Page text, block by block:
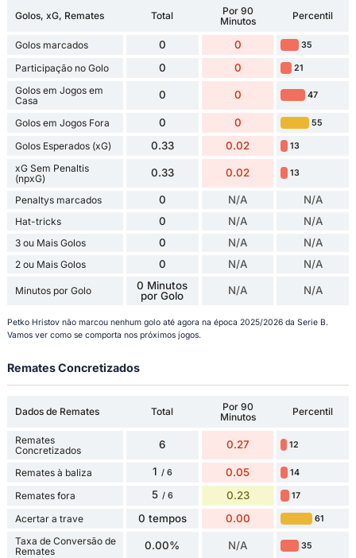
Golos, xG, Remates Total
Por 90
Minutos
Percentil
Golos marcados 0 0 35
Participação no Golo 0 0 21
Golos em Jogos em
Casa
0 0 47
Golos em Jogos Fora 0 0 55
Golos Esperados (xG) 0.33 0.02 13
xG Sem Penaltis
(npxG)
0.33 0.02 13
Penaltys marcados 0 N/A N/A
Hat-tricks 0 N/A N/A
3 ou Mais Golos 0 N/A N/A
2 ou Mais Golos 0 N/A N/A
Minutos por Golo
0 Minutos
por Golo
N/A N/A
Petko Hristov não marcou nenhum golo até agora na época 2025/2026 da Serie B.
Vamos ver como se comporta nos próximos jogos.
Remates Concretizados
Dados de Remates Total
Por 90
Minutos
Percentil
Remates
Concretizados
6 0.27 12
Remates à baliza 1 / 6 0.05 14
Remates fora 5 / 6 0.23 17
Acertar a trave 0 tempos 0.00 61
Taxa de Conversão de
Remates
0.00% N/A 35